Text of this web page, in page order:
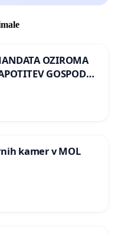
OZIROMA
GOSPODA
kamer v MOL